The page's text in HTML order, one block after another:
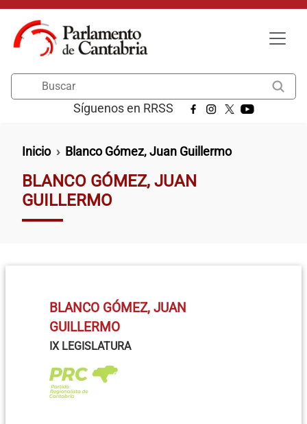
Pasar al contenido principal
Síguenos en RRSS
Ruta de navegación
Inicio Blanco Gómez, Juan Guillermo
BLANCO GÓMEZ, JUAN
GUILLERMO
BLANCO GÓMEZ, JUAN
GUILLERMO
IX LEGISLATURA